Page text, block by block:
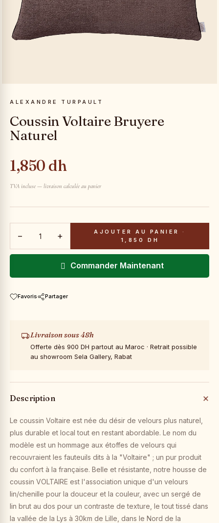
ALEXANDRE TURPAULT
Coussin Voltaire Bruyere
Naturel
1,850 dh
TVA incluse — livraison calculée au panier
− + AJOUTER AU PANIER
·
1,850 DH
Commander Maintenant
Favoris Partager
Livraison sous 48h
Offerte dès 900 DH partout au Maroc · Retrait possible
au showroom Sela Gallery, Rabat
Description
Le coussin Voltaire est née du désir de velours plus naturel,
plus durable et local tout en restant abordable. Le nom du
modèle est un hommage aux étoffes de velours qui
recouvraient les fauteuils dits à la "Voltaire" ; un pur produit
du confort à la française. Belle et résistante, notre housse de
coussin VOLTAIRE est l'association unique d'un velours
lin/chenille pour la douceur et la couleur, avec un sergé de
lin brut au dos pour un contraste de texture, le tout tissé dans
la vallée de la Lys à 30km de Lille, dans le Nord de la